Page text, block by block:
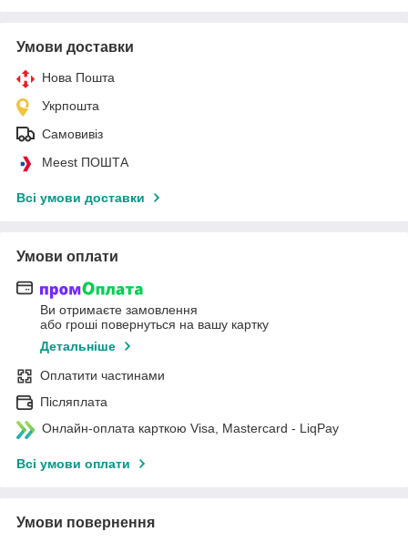
Умови доставки
Нова Пошта
Укрпошта
Самовивіз
Meest ПОШТА
Всі умови доставки
Умови оплати
Ви отримаєте замовлення
або гроші повернуться на вашу картку
Детальніше
Оплатити частинами
Післяплата
Онлайн-оплата карткою Visa, Mastercard - LiqPay
Всі умови оплати
Умови повернення